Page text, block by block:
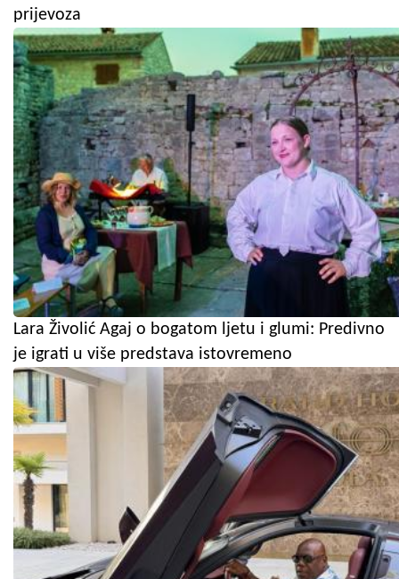
prijevoza
Lara Živolić Agaj o bogatom ljetu i glumi: Predivno
je igrati u više predstava istovremeno